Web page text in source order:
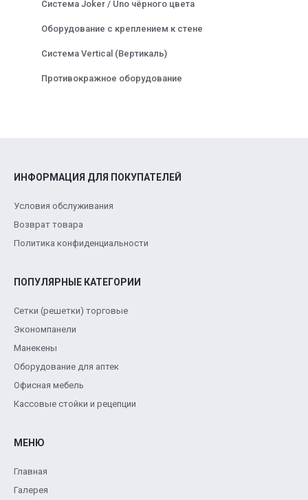
Система Joker / Uno чёрного цвета
Оборудование с креплением к стене
Система Vertical (Вертикаль)
Противокражное оборудование
ИНФОРМАЦИЯ ДЛЯ ПОКУПАТЕЛЕЙ
Условия обслуживания
Возврат товара
Политика конфиденциальности
ПОПУЛЯРНЫЕ КАТЕГОРИИ
Сетки (решетки) торговые
Экономпанели
Манекены
Оборудование для аптек
Офисная мебель
Кассовые стойки и рецепции
МЕНЮ
Главная
Галерея